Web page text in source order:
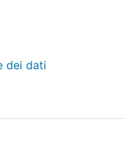
dei dati